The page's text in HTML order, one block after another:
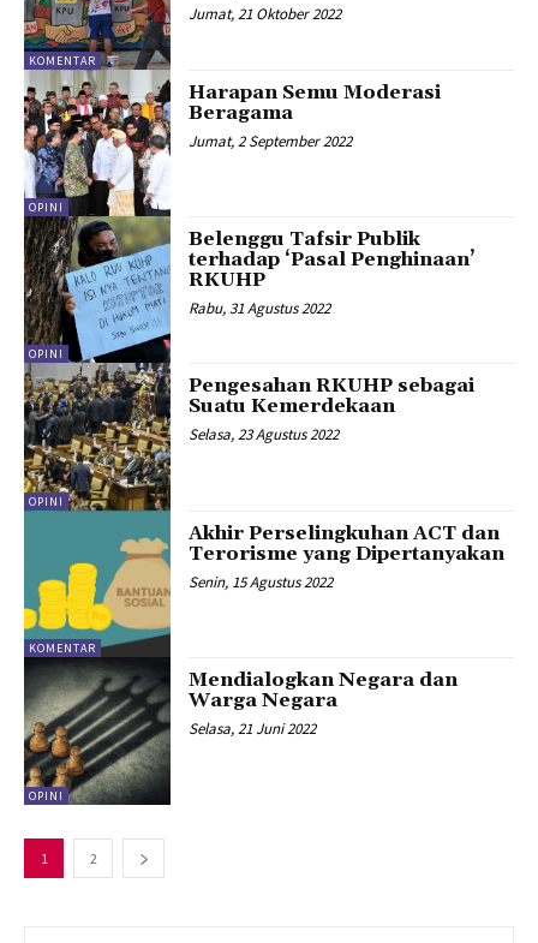
KOMENTAR
Jumat, 21 Oktober 2022
OPINI
Harapan Semu Moderasi
Beragama
Jumat, 2 September 2022
OPINI
Belenggu Tafsir Publik
terhadap ‘Pasal Penghinaan’
RKUHP
Rabu, 31 Agustus 2022
OPINI
Pengesahan RKUHP sebagai
Suatu Kemerdekaan
Selasa, 23 Agustus 2022
KOMENTAR
Akhir Perselingkuhan ACT dan
Terorisme yang Dipertanyakan
Senin, 15 Agustus 2022
OPINI
Mendialogkan Negara dan
Warga Negara
Selasa, 21 Juni 2022
1 2